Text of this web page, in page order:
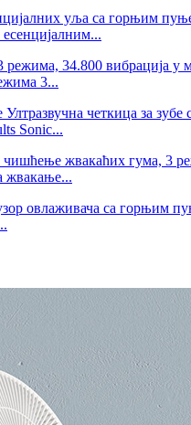
3...
Sonic...
жвакање...